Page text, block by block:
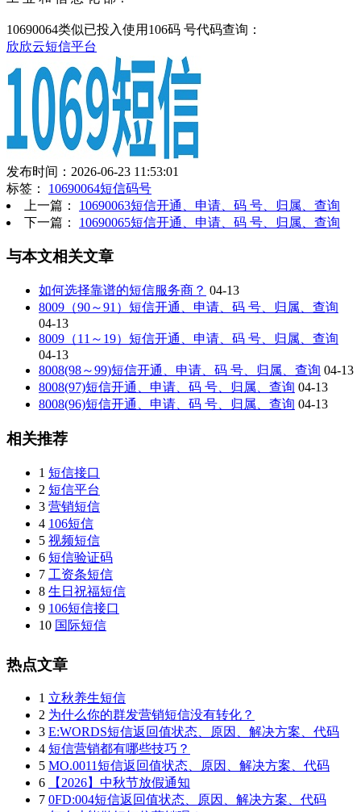
10690064类似已投入使用106码 号代码查询：
欣欣云短信平台
发布时间：2026-06-23 11:53:01
标签： 10690064短信码号
上一篇： 10690063短信开通、申请、码 号、归属、查询
下一篇： 10690065短信开通、申请、码 号、归属、查询
与本文相关文章
如何选择靠谱的短信服务商？ 04-13
8009（90～91）短信开通、申请、码 号、归属、查询
04-13
8009（11～19）短信开通、申请、码 号、归属、查询
04-13
8008(98～99)短信开通、申请、码 号、归属、查询 04-13
8008(97)短信开通、申请、码 号、归属、查询 04-13
8008(96)短信开通、申请、码 号、归属、查询 04-13
相关推荐
1 短信接口
2 短信平台
3 营销短信
4 106短信
5 视频短信
6 短信验证码
7 工资条短信
8 生日祝福短信
9 106短信接口
10 国际短信
热点文章
1 立秋养生短信
2 为什么你的群发营销短信没有转化？
3 E:WORDS短信返回值状态、原因、解决方案、代码
4 短信营销都有哪些技巧？
5 MO.0011短信返回值状态、原因、解决方案、代码
6
【2026】中秋节放假通知
7 0FD:004短信返回值状态、原因、解决方案、代码